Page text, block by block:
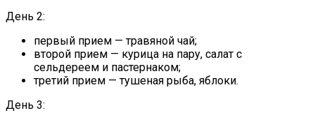
День 2:
первый прием — травяной чай;
второй прием — курица на пару, салат с
сельдереем и пастернаком;
третий прием — тушеная рыба, яблоки.
День 3: